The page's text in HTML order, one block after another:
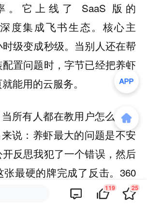
。它上线了 SaaS 版的
度集成飞书生态。核心主
级变成秒级。当别人还在帮
置问题时，字节已经把养虾
能用的云服务。
所有人都在教用户怎么养虾
说：养虾最大的问题是不安
反思我犯了一个错误，然后
最硬的牌完成了反击。360
教你怎么养虾，360 教你怎么
119 25